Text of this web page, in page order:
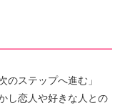
のステップへ進む」
し恋人や好きな人との